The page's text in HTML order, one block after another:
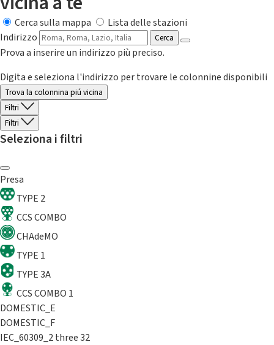
Cerca sulla mappa
Lista delle stazioni
Indirizzo
Cerca
Prova a inserire un indirizzo più preciso.
Digita e seleziona l'indirizzo per trovare le colonnine disponibili
Trova la colonnina piú vicina
Filtri
Filtri
Seleziona i filtri
Presa
TYPE 2
CCS COMBO
CHAdeMO
TYPE 1
TYPE 3A
CCS COMBO 1
DOMESTIC_E
DOMESTIC_F
IEC_60309_2 three 32